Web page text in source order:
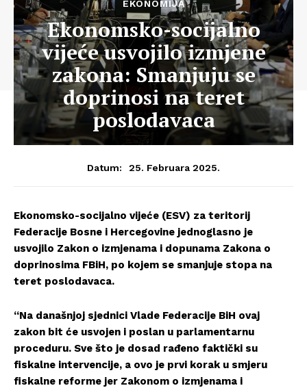
EKONOMIJA
Ekonomsko-socijalno
vijeće usvojilo izmjene
zakona: Smanjuju se
doprinosi na teret
poslodavaca
Datum: 25. Februara 2025.
Ekonomsko-socijalno vijeće (ESV) za teritorij
Federacije Bosne i Hercegovine jednoglasno je
usvojilo Zakon o izmjenama i dopunama Zakona o
doprinosima FBiH, po kojem se smanjuje stopa na
teret poslodavaca.
“Na današnjoj sjednici Vlade Federacije BiH ovaj
zakon bit će usvojen i poslan u parlamentarnu
proceduru. Sve što je dosad rađeno faktički su
fiskalne intervencije, a ovo je prvi korak u smjeru
fiskalne reforme jer Zakonom o izmjenama i